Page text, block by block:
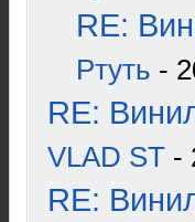
RE:
Ртуть -
RE:
VLAD ST -
RE: